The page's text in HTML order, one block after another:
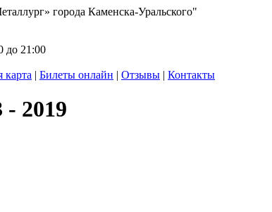
города Каменска-Уральского"
до 21:00
| Билеты онлайн | Отзывы | Контакты
2019